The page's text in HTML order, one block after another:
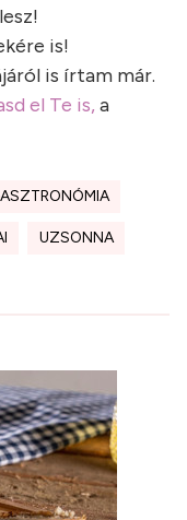
is!
is írtam már.
el Te is,a
UZSONNA